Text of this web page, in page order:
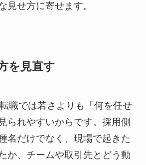
見せ方に寄せます。
を見直す
職では若さよりも「何を任せ
られやすいからです。採用側
名だけでなく、現場で起きた
か、チームや取引先とどう動